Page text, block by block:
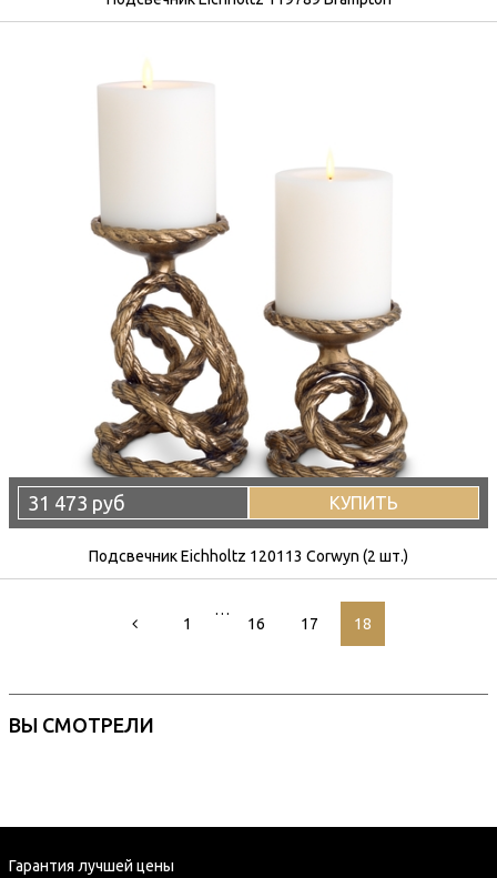
31 473 руб КУПИТЬ
Подсвечник Eichholtz 120113 Corwyn (2 шт.)
1
…
16
17 18
ВЫ СМОТРЕЛИ
Гарантия лучшей цены